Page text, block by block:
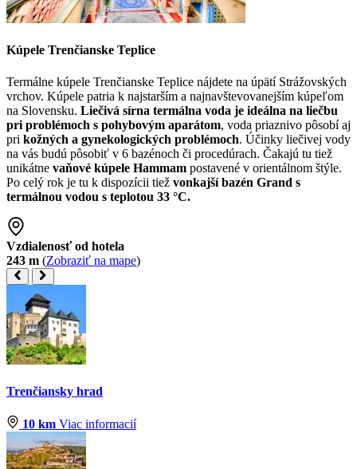
Kúpele Trenčianske Teplice
Termálne kúpele Trenčianske Teplice nájdete na úpätí Strážovských
vrchov. Kúpele patria k najstarším a najnavštevovanejším kúpeľom
na Slovensku. Liečivá sírna termálna voda je ideálna na liečbu
pri problémoch s pohybovým aparátom, voda priaznivo pôsobí aj
pri kožných a gynekologických problémoch. Účinky liečivej vody
na vás budú pôsobiť v 6 bazénoch či procedúrach. Čakajú tu tiež
unikátne vaňové kúpele Hammam postavené v orientálnom štýle.
Po celý rok je tu k dispozícii tiež vonkajší bazén Grand s
termálnou vodou s teplotou 33 °C.
Vzdialenosť od hotela
243 m (Zobraziť na mape)
Trenčiansky hrad
10 km Viac informacií